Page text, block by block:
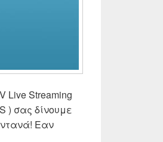
Live Streaming
) σας δίνουμε
Εαν
Streaming | Δες ζωντανά Σίγμα